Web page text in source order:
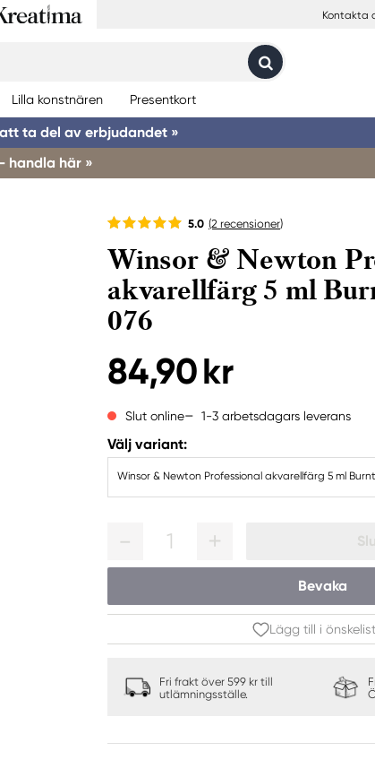
Kontakta
Lilla konstnären Presentkort
ta del av erbjudandet »
handla här »
5.0 (2 recensioner)
Winsor & Newton
akvarellfärg 5 ml
076
84,90 kr
Slut online 1-3 arbetsdagars leverans
Välj variant:
Winsor & Newton Professional akvarellfärg 5 ml
1
Bevaka
Lägg till i
Fri frakt över 599 kr till
utlämningsställe.